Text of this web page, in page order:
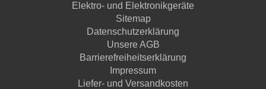
Elektro- und Elektronikgeräte
Sitemap
Datenschutzerklärung
Unsere AGB
Barrierefreiheitserklärung
Impressum
Liefer- und Versandkosten